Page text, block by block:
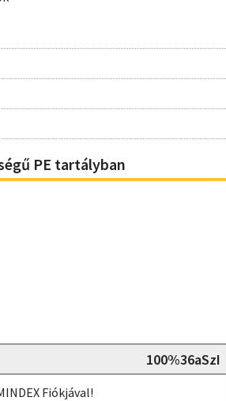
PE tartályban
100%36aSzI
Fiókjával!